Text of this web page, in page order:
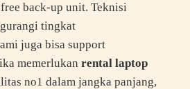
back-up unit. Teknisi
tingkat
juga bisa support
memerlukan rental laptop
no1 dalam jangka panjang,